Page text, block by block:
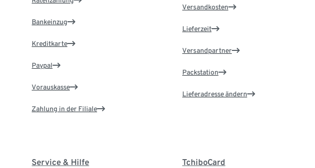
Bankeinzug
Kreditkarte
Paypal
Vorauskasse
Zahlung in der Filiale
Versandkosten
Lieferzeit
Versandpartner
Packstation
Lieferadresse ändern
Service & Hilfe TchiboCard